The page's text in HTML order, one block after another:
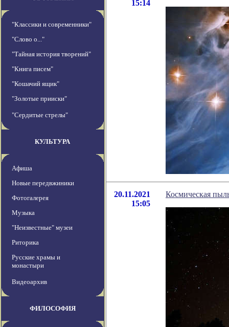
"Классики и современники"
"Слово о..."
"Тайная история творений"
"Книга писем"
"Кошачий ящик"
"Золотые прииски"
"Сердитые стрелы"
КУЛЬТУРА
Афиша
Новые передвжиники
Фотогалерея
Музыка
"Неизвестные" музеи
Риторика
Русские храмы и
монастыри
Видеоархив
ФИЛОСОФИЯ
15:14
20.11.2021
15:05
Космическая